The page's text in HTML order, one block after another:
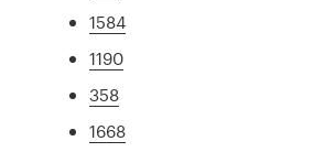
1584
1190
358
1668